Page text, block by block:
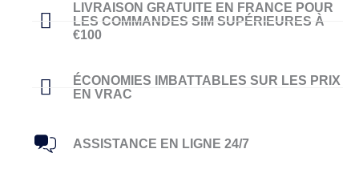
LIVRAISON GRATUITE EN FRANCE POUR
LES COMMANDES SIM SUPÉRIEURES À
€100
ÉCONOMIES IMBATTABLES SUR LES PRIX
EN VRAC
ASSISTANCE EN LIGNE 24/7